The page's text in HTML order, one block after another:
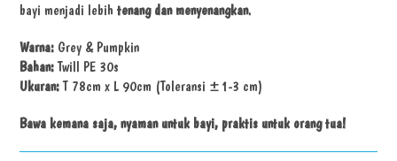
bayi menjadi lebihtenang dan menyenangkan.
Warna: Grey & Pumpkin
Bahan:Twill PE 30s
Ukuran:T 78cm x L 90cm (Toleransi ±1-3 cm)
Bawa kemana saja, nyaman untuk bayi, praktis untuk orang tua!